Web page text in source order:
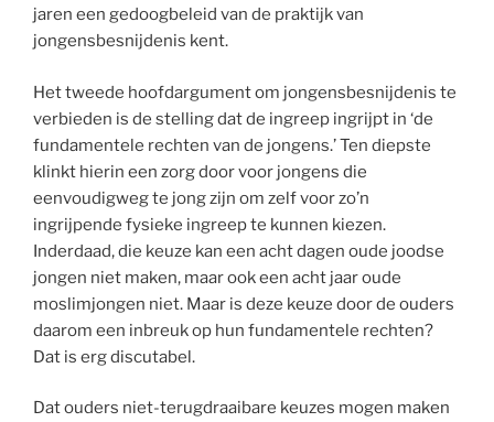
jaren een gedoogbeleid van de praktijk van
jongensbesnijdenis kent.
Het tweede hoofdargument om jongensbesnijdenis te
verbieden is de stelling dat de ingreep ingrijpt in ‘de
fundamentele rechten van de jongens.’ Ten diepste
klinkt hierin een zorg door voor jongens die
eenvoudigweg te jong zijn om zelf voor zo’n
ingrijpende fysieke ingreep te kunnen kiezen.
Inderdaad, die keuze kan een acht dagen oude joodse
jongen niet maken, maar ook een acht jaar oude
moslimjongen niet. Maar is deze keuze door de ouders
daarom een inbreuk op hun fundamentele rechten?
Dat is erg discutabel.
Dat ouders niet-terugdraaibare keuzes mogen maken